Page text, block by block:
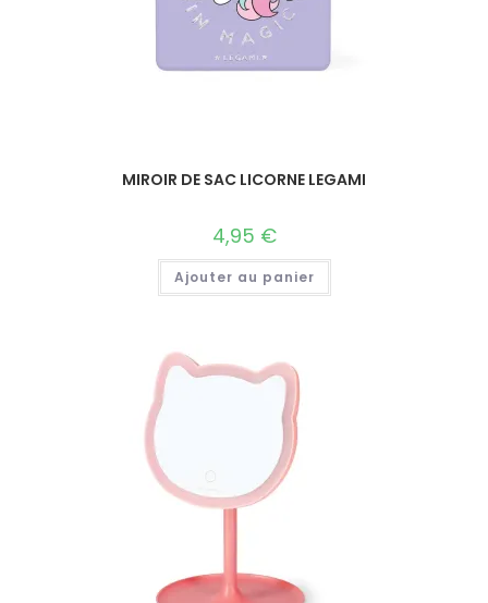
MIROIR DE SAC LICORNE LEGAMI
4,95 €
Ajouter au panier